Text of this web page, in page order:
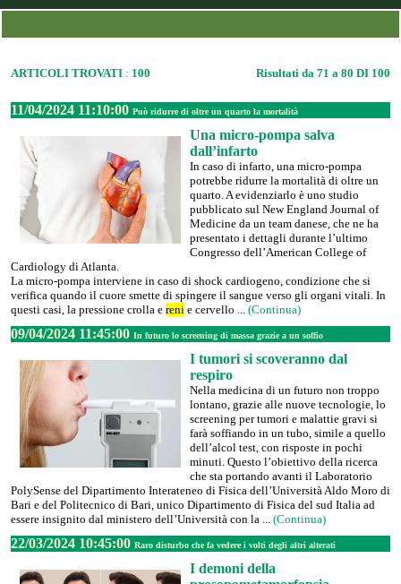
ARTICOLI TROVATI : 100 Risultati da 71 a 80 DI 100
11/04/2024 11:10:00 Può ridurre di oltre un quarto la mortalità
Una micro-pompa salva
dall’infarto
In caso di infarto, una micro-pompa
potrebbe ridurre la mortalità di oltre un
quarto. A evidenziarlo è uno studio
pubblicato sul New England Journal of
Medicine da un team danese, che ne ha
presentato i dettagli durante l’ultimo
Congresso dell’American College of
Cardiology di Atlanta.
La micro-pompa interviene in caso di shock cardiogeno, condizione che si
verifica quando il cuore smette di spingere il sangue verso gli organi vitali. In
questi casi, la pressione crolla e reni e cervello ... (Continua)
09/04/2024 11:45:00 In futuro lo screening di massa grazie a un soffio
I tumori si scoveranno dal
respiro
Nella medicina di un futuro non troppo
lontano, grazie alle nuove tecnologie, lo
screening per tumori e malattie gravi si
farà soffiando in un tubo, simile a quello
dell’alcol test, con risposte in pochi
minuti. Questo l’obiettivo della ricerca
che sta portando avanti il Laboratorio
PolySense del Dipartimento Interateneo di Fisica dell’Università Aldo Moro di
Bari e del Politecnico di Bari, unico Dipartimento di Fisica del sud Italia ad
essere insignito dal ministero dell’Università con la ... (Continua)
22/03/2024 10:45:00 Raro disturbo che fa vedere i volti degli altri alterati
I demoni della